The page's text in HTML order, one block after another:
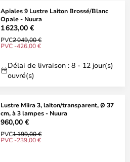
Apiales 9 Lustre Laiton Brossé/Blanc
Opale - Nuura
1 623,00 €
PVC2 049,00 €
PVC -426,00 €
Délai de livraison : 8 - 12 jour(s)
ouvré(s)
Lustre Miira 3, laiton/transparent, Ø 37
cm, à 3 lampes - Nuura
960,00 €
PVC1 199,00 €
PVC -239,00 €